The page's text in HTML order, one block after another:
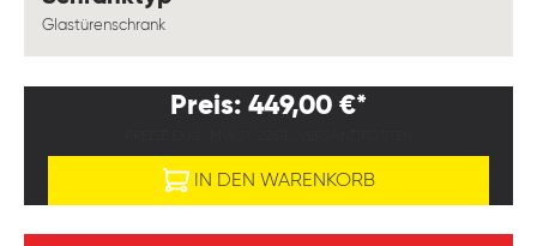
Glastürenschrank
Preis: 449,00 €*
IN DEN WARENKORB